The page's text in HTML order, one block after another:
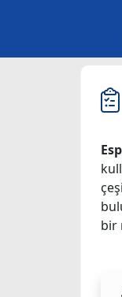
bir